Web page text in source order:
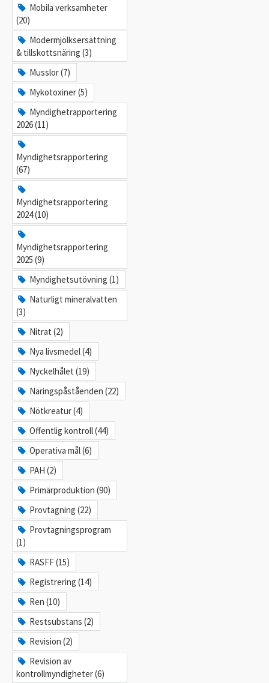
Mobila verksamheter
(20)
Modermjölksersättning
& tillskottsnäring (3)
Musslor (7)
Mykotoxiner (5)
Myndighetrapportering
2026 (11)
Myndighetsrapportering
(67)
Myndighetsrapportering
2024 (10)
Myndighetsrapportering
2025 (9)
Myndighetsutövning (1)
Naturligt mineralvatten
(3)
Nitrat (2)
Nya livsmedel (4)
Nyckelhålet (19)
Näringspåståenden (22)
Nötkreatur (4)
Offentlig kontroll (44)
Operativa mål (6)
PAH (2)
Primärproduktion (90)
Provtagning (22)
Provtagningsprogram
(1)
RASFF (15)
Registrering (14)
Ren (10)
Restsubstans (2)
Revision (2)
Revision av
kontrollmyndigheter (6)